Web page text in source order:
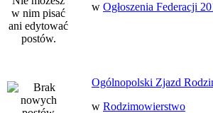
w Ogłoszenia Federacji
Ogólnopolski Zjazd
w Rodzimowierstwo